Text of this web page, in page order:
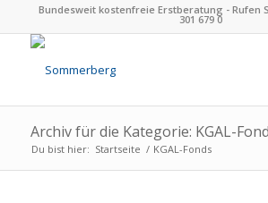
Bundesweit kostenfreie Erstberatung - Rufen
301 679 0
Archiv für die Kategorie: KGAL-
Du bist hier: Startseite / KGAL-Fonds